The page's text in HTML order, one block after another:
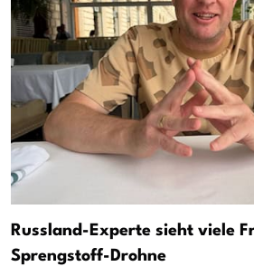
Russland-Experte sieht viele
Sprengstoff-Drohne